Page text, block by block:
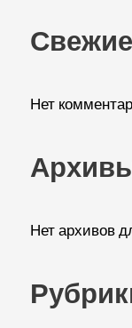
Нет
Нет архивов